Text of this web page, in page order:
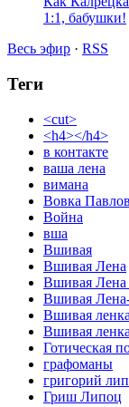
1:1, бабушки!
Весь эфир · RSS
Теги
<cut>
<h4></h4>
в контакте
ваша лена
вимана
Вовка
Война
вша
Вшивая
Вшивая Лена
Вшивая
Вшивая
Вшивая ленка
Вшивая
Готическая
графоманы
григорий
Гриш Липоц